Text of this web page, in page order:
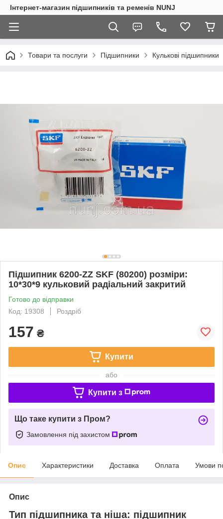
Інтернет-магазин підшипників та ременів NUNJ
Товари та послуги Підшипники Кулькові підшипники
Підшипник 6200-ZZ SKF (80200) розміри:
10*30*9 кульковий радіальний закритий
Готово до відправки
Код: 19308
Роздріб
157 ₴
Купити
або
Купити з
Що таке купити з Пром?
Замовлення під захистом
Опис Характеристики Доставка Оплата Умови
Опис
Тип підшипника та ніша: підшипник